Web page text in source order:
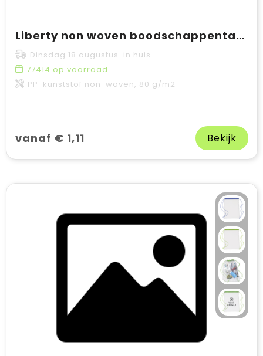
Liberty non woven boodschappentas 29L
Dinsdag 18 augustus in huis
77414 op voorraad
PP-kunststof non-woven, 80 g/m2
vanaf € 1,11 Bekijk